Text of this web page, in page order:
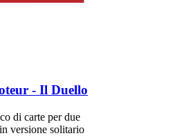
-​ Il Duello
di carte per due
versione solitario